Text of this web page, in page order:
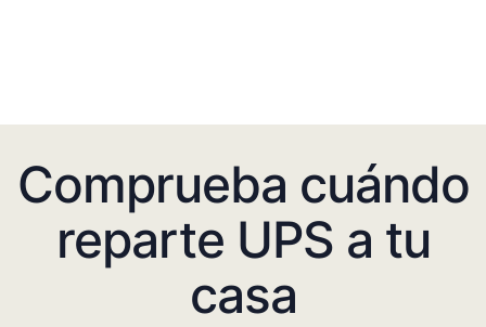
Comprueba cuándo
reparte UPS a tu
casa